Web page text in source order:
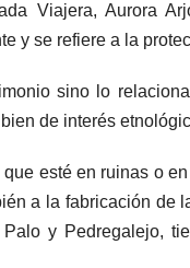
Viajera, Aurora
y se refiere a la
sino lo
de interés
esté en ruinas o
a la fabricación de
y Pedregalejo,